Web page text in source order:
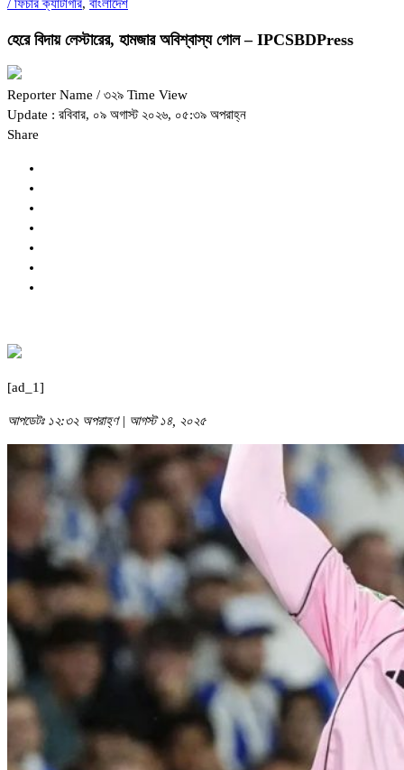
/ ফিচার ক্যাটাগরি, বাংলাদেশ
হেরে বিদায় লেস্টারের, হামজার অবিশ্বাস্য গোল – IPCSBDPress
Reporter Name / ৩২৯ Time View
Update : রবিবার, ০৯ অগাস্ট ২০২৬, ০৫:৩৯ অপরাহ্ন
Share
[ad_1]
আপডেটঃ ১২:৩২ অপরাহ্ণ | আগস্ট ১৪, ২০২৫